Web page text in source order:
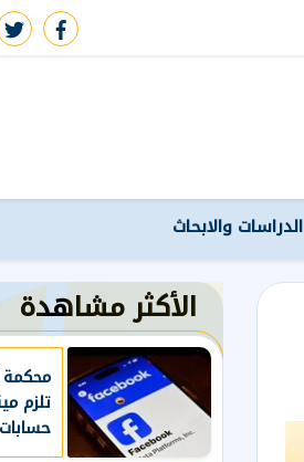
الدراسات والابحاث
الأكثر مشاهدة
محكمة
تلزم